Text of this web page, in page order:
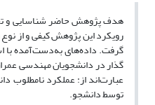
هدف پژوهش حاضر شناسایی و
گرفت. داده‌های به‌دست‌آمده با
گذار در دانشجویان مهندسی
عبارت‌اند از: عملکرد نامطلوب
توسط دانشجو.